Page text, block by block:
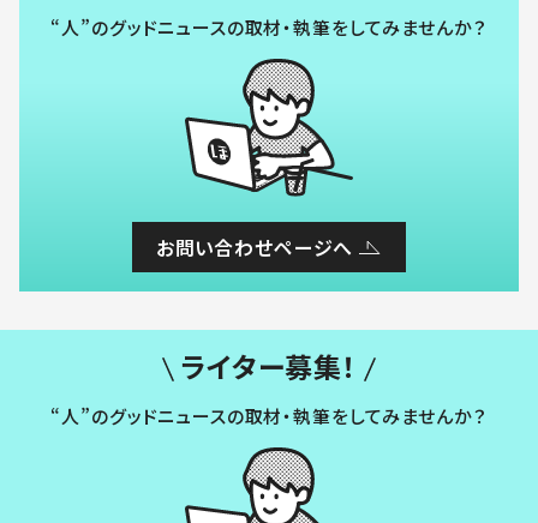
“人”のグッドニュースの取材・執筆をしてみませんか？
お問い合わせページへ
ライター募集！
“人”のグッドニュースの取材・執筆をしてみませんか？